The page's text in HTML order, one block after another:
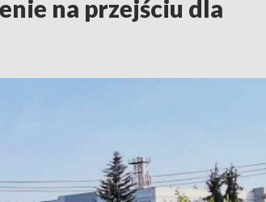
na przejściu dla